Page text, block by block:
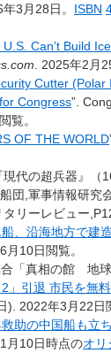
年3月28日。 ISBN
Can’t Build
2025年2月
Cutter (Polar
Congress”.
覧。
OF THE WORLD
代の超兵器』（
団,軍事情報研究
リーレビュー
、沿海地方で建
月10日閲覧。
「真相の館 地球
」引退 市民を無
).
2022年3月22日
助の中国船も立
月10日時点のオリ